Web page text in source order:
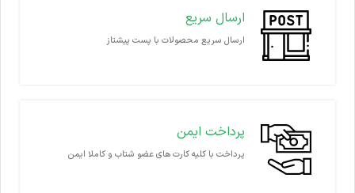
ارسال سریع
ارسال سریع محصولات با پست پیشتاز
پرداخت ایمن
پرداخت با کلیه کارت های عضو شتاب و کاملا ایمن